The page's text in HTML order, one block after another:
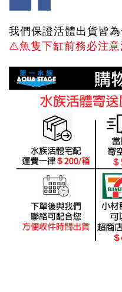
我們保證活體出貨皆
⚠️魚隻下缸前務必注意